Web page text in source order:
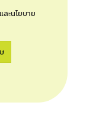
ะนโยบาย